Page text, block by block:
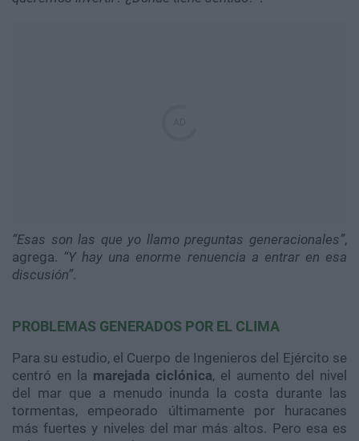
“Esas son las que yo llamo preguntas generacionales”,
agrega. “Y hay una enorme renuencia a entrar en esa
discusión”.
PROBLEMAS GENERADOS POR EL CLIMA
Para su estudio, el Cuerpo de Ingenieros del Ejército se
centró en la marejada ciclónica, el aumento del nivel
del mar que a menudo inunda la costa durante las
tormentas, empeorado últimamente por huracanes
más fuertes y niveles del mar más altos. Pero esa es